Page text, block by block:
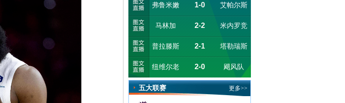
海
弗鲁米嫩
塞
1-0 艾帕尔斯
登瑟
马林加 2-2 米内罗竞
技
普拉滕斯 2-1 塔勒瑞斯
纽维尔老
男孩
2-0 飓风队
五大联赛 更多>>